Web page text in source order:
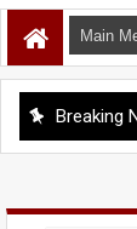
Breaking